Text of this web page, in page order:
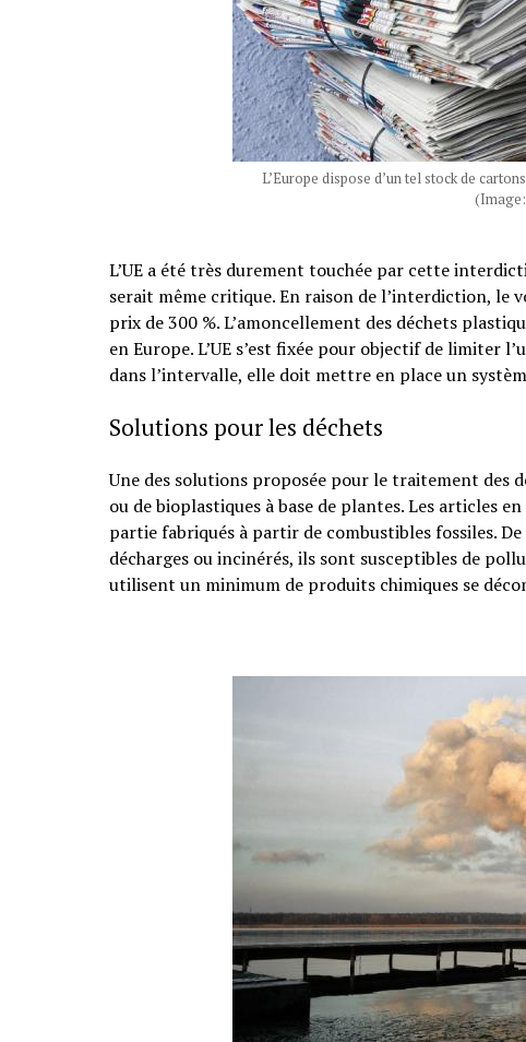
L’Europe dispose d’un tel stock de
(Image:
L’UE a été très durement touchée par cette
serait même critique. En raison de l’interdiction, le
prix de 300 %. L’amoncellement des déchets
en Europe. L’UE s’est fixée pour objectif de limiter
dans l’intervalle, elle doit mettre en place un
Solutions pour les déchets
Une des solutions proposée pour le traitement des
ou de bioplastiques à base de plantes. Les articles
partie fabriqués à partir de combustibles fossiles.
décharges ou incinérés, ils sont susceptibles de
utilisent un minimum de produits chimiques se